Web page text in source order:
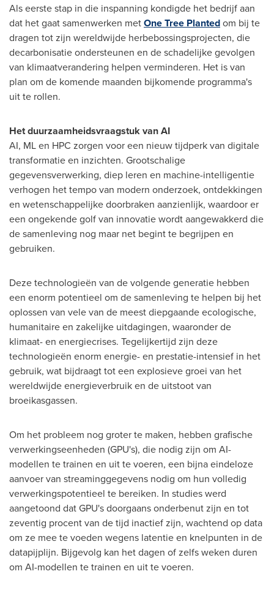
Als eerste stap in die inspanning kondigde het bedrijf aan
dat het gaat samenwerken metOne Tree Plantedom bij te
dragen tot zijn wereldwijde herbebossingsprojecten, die
decarbonisatie ondersteunen en de schadelijke gevolgen
van klimaatverandering helpen verminderen. Het is van
plan om de komende maanden bijkomende programma's
uit te rollen.
Het duurzaamheidsvraagstuk van AI
AI, ML en HPC zorgen voor een nieuw tijdperk van digitale
transformatie en inzichten. Grootschalige
gegevensverwerking, diep leren en machine-intelligentie
verhogen het tempo van modern onderzoek, ontdekkingen
en wetenschappelijke doorbraken aanzienlijk, waardoor er
een ongekende golf van innovatie wordt aangewakkerd die
de samenleving nog maar net begint te begrijpen en
gebruiken.
Deze technologieën van de volgende generatie hebben
een enorm potentieel om de samenleving te helpen bij het
oplossen van vele van de meest diepgaande ecologische,
humanitaire en zakelijke uitdagingen, waaronder de
klimaat- en energiecrises. Tegelijkertijd zijn deze
technologieën enorm energie- en prestatie-intensief in het
gebruik, wat bijdraagt tot een explosieve groei van het
wereldwijde energieverbruik en de uitstoot van
broeikasgassen.
Om het probleem nog groter te maken, hebben grafische
verwerkingseenheden (GPU's), die nodig zijn om AI-
modellen te trainen en uit te voeren, een bijna eindeloze
aanvoer van streaminggegevens nodig om hun volledig
verwerkingspotentieel te bereiken. In studies werd
aangetoond dat GPU's doorgaans onderbenut zijn en tot
zeventig procent van de tijd inactief zijn, wachtend op data
om ze mee te voeden wegens latentie en knelpunten in de
datapijplijn. Bijgevolg kan het dagen of zelfs weken duren
om AI-modellen te trainen en uit te voeren.